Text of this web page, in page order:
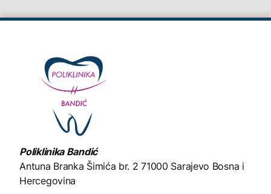
Poliklinika Bandić
Antuna Branka Šimića br. 2 71000 Sarajevo Bosna i
Hercegovina